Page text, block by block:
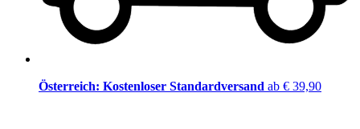
Österreich: Kostenloser Standardversand ab € 39,90